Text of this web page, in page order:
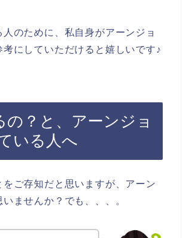
のために、私自身がアーンジョ
にしていただけると嬉しいです♪
？と、アーンジョ
いる人へ
ご存知だと思いますが、アーン
ませんか？でも、、、。